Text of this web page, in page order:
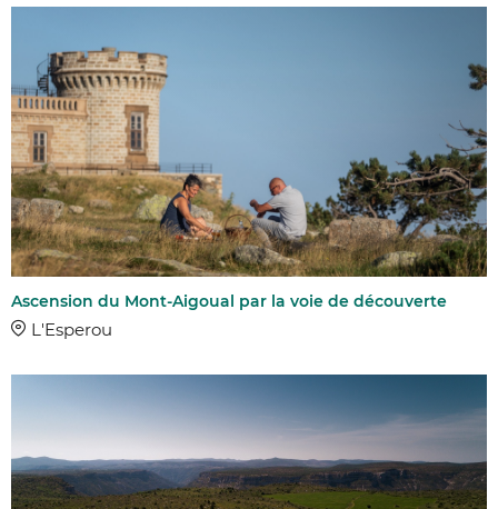
Ascension du Mont-Aigoual par la voie de découverte
L'Esperou